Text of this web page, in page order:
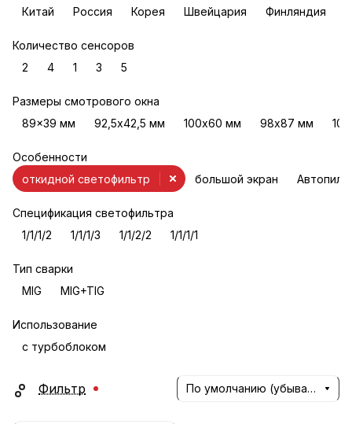
Китай
Россия Корея Швейцария Финляндия
Количество сенсоров
2
4 1 3 5
Размеры смотрового окна
89x39 мм
92,5х42,5 мм 100х60 мм 98х87 мм
Особенности
большой экран
откидной светофильтр
Спецификация светофильтра
1/1/1/2
1/1/1/3 1/1/2/2 1/1/1/1
Тип сварки
MIG
MIG+TIG
Использование
с турбоблоком
Фильтр По умолчанию (убывание)